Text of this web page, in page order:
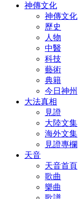
神傳文化
神傳文化
歷史
人物
中醫
科技
藝術
典籍
今日神州
大法真相
見證
大陸文集
海外文集
見證專欄
天音
天音首頁
歌曲
樂曲